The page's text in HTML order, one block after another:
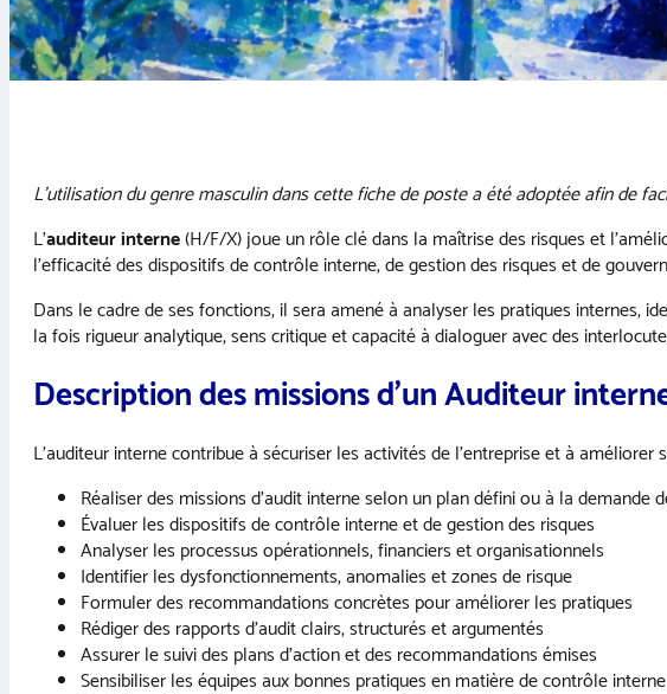
L’utilisation du genre masculin dans cette fiche de poste a été adoptée afin de
L’auditeur interne(H/F/X) joue un rôle clé dans la maîtrise des risques et
l’efficacité des dispositifs de contrôle interne, de gestion des risques et de
Dans le cadre de ses fonctions, il sera amené à analyser les pratiques internes,
la fois rigueur analytique, sens critique et capacité à dialoguer avec des
Description des missions d’un Auditeur
L’auditeur interne contribue à sécuriser les activités de l’entreprise et à
Réaliser des missions d’audit interne selon un plan défini ou à la demande
Évaluer les dispositifs de contrôle interne et de gestion des risques
Analyser les processus opérationnels, financiers et organisationnels
Identifier les dysfonctionnements, anomalies et zones de risque
Formuler des recommandations concrètes pour améliorer les pratiques
Rédiger des rapports d’audit clairs, structurés et argumentés
Assurer le suivi des plans d’action et des recommandations émises
Sensibiliser les équipes aux bonnes pratiques en matière de contrôle interne